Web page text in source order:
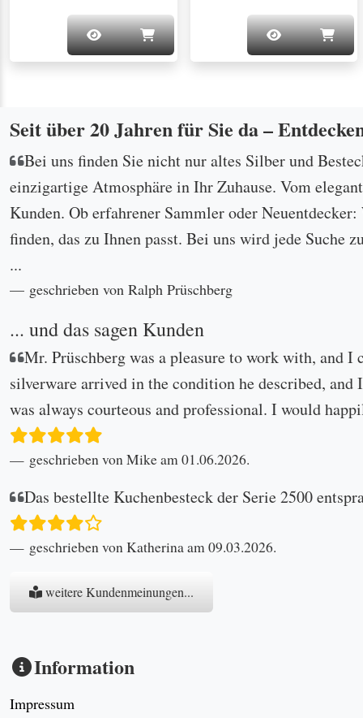
Seit über 20 Jahren für Sie da –
Bei uns finden Sie nicht nur altes Silber und
einzigartige Atmosphäre in Ihr Zuhause. Vom
Kunden. Ob erfahrener Sammler oder
finden, das zu Ihnen passt. Bei uns wird jede Suche
...
geschrieben von Ralph Prüschberg
... und das sagen Kunden
Mr. Prüschberg was a pleasure to work with, and
silverware arrived in the condition he described,
was always courteous and professional. I would
geschrieben von Mike am 01.06.2026.
Das bestellte Kuchenbesteck der Serie 2500
geschrieben von Katherina am 09.03.2026.
weitere Kundenmeinungen...
Information
Impressum